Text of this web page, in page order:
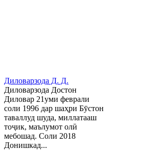
Диловарзода Д. Д.
Диловарзода Достон
Диловар 21уми феврали
соли 1996 дар шаҳри Бӯстон
таваллуд шуда, миллатааш
тоҷик, маълумот олӣ
мебошад. Соли 2018
Донишкад...